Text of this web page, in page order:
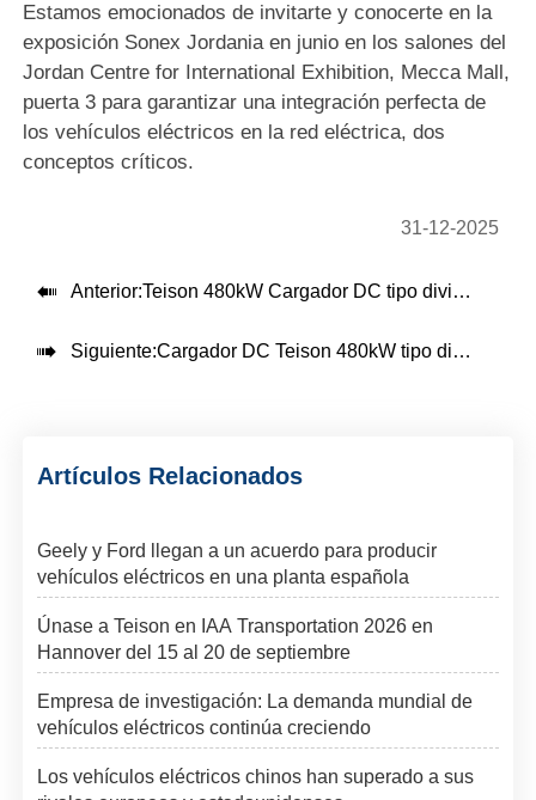
Estamos emocionados de invitarte y conocerte en la
exposición Sonex Jordania en junio en los salones del
Jordan Centre for International Exhibition, Mecca Mall,
puerta 3 para garantizar una integración perfecta de
los vehículos eléctricos en la red eléctrica, dos
conceptos críticos.
31-12-2025
 Anterior:Teison 480kW Cargador DC tipo dividido CCS2 instalado en Tailandia, 2025
 Siguiente:Cargador DC Teison 480kW tipo dividido instalado en Tailandia
Artículos Relacionados
Geely y Ford llegan a un acuerdo para producir
vehículos eléctricos en una planta española
Únase a Teison en IAA Transportation 2026 en
Hannover del 15 al 20 de septiembre
Empresa de investigación: La demanda mundial de
vehículos eléctricos continúa creciendo
Los vehículos eléctricos chinos han superado a sus